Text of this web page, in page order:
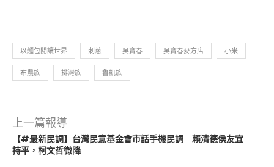
以麵包閱讀世界 刺蔥 吳寶春 吳寶春麥方店 小米
布農族 排灣族 魯凱族
上一篇報導
【#最新民調】台灣民意基金會市話手機民調 賴清德侯友宜
持平，柯文哲微降